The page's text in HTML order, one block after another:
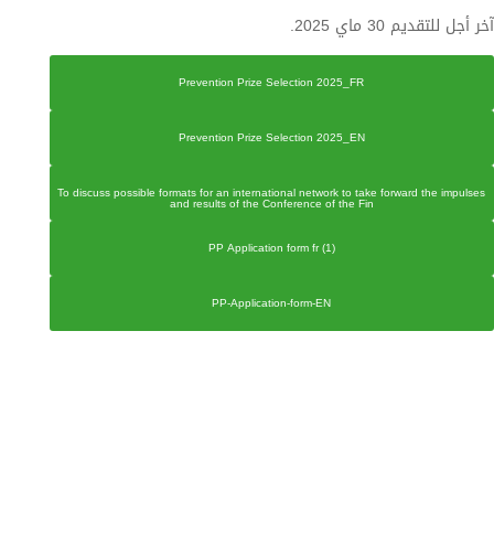
آخر أجل للتقديم 30 ماي 2025.
Prevention Prize Selection 2025_FR
Prevention Prize Selection 2025_EN
To discuss possible formats for an international network to take forward the impulses
and results of the Conference of the Fin
PP Application form fr (1)
PP-Application-form-EN